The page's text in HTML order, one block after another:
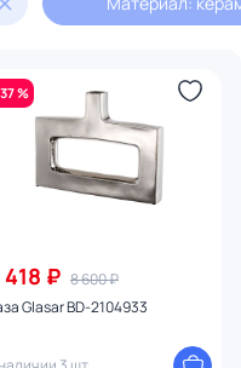
%
418 ₽ 8 600 ₽
Ваза Glasar BD-2104933